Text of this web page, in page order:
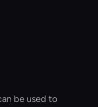
be used to